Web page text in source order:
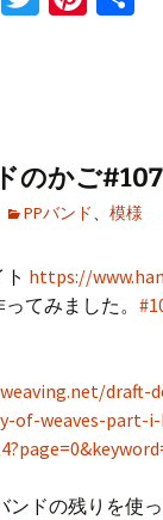
のかご
PPバンド、 模様
https://
てみました。
draft-
of-weaves-part-
ンドの残りを使